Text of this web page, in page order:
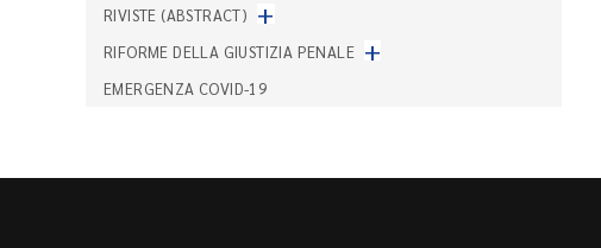
RIVISTE (ABSTRACT) +
RIFORME DELLA GIUSTIZIA PENALE +
EMERGENZA COVID-19